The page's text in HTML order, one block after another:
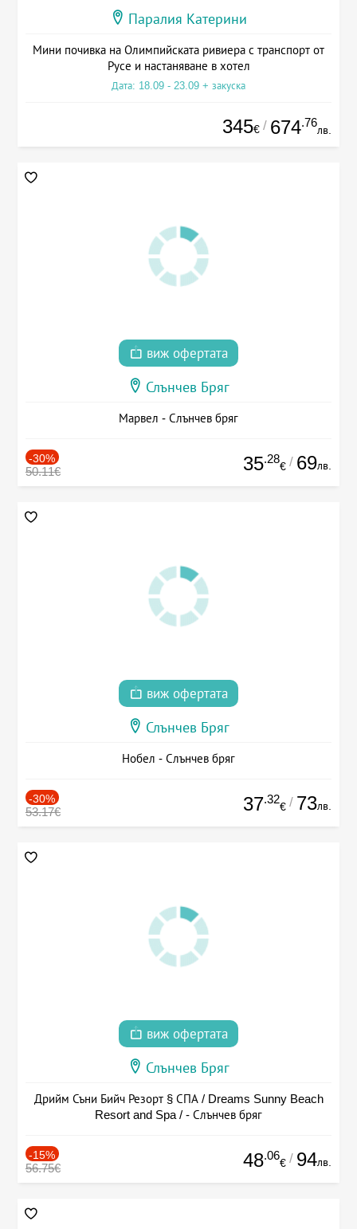
Паралия Катерини
Мини почивка на Олимпийската ривиера с транспорт от
Русе и настаняване в хотел
Дата: 18.09 - 23.09 + закуска
345€ / 674.76
лв.
виж офертата
Слънчев Бряг
Марвел - Слънчев бряг
-30%
50.11€ 35.28
€ / 69лв.
виж офертата
Слънчев Бряг
Нобел - Слънчев бряг
-30%
53.17€ 37.32
€ / 73лв.
виж офертата
Слънчев Бряг
Дрийм Съни Бийч Резорт § СПА / Dreams Sunny Beach
Resort and Spa / - Слънчев бряг
-15%
56.75€ 48.06
€ / 94лв.